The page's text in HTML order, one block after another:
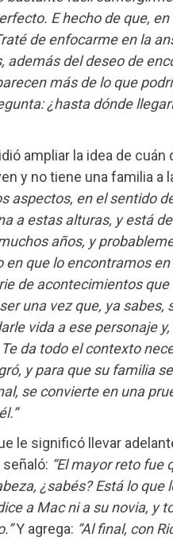
E hecho de que,
de enfocarme en la
además del deseo de
más de lo que
¿hasta dónde
ampliar la idea de
y no tiene una familia a
aspectos, en el sentido
a estas alturas, y está
años, y
en que lo encontramos
de acontecimientos
una vez que, ya
vida a ese personaje
da todo el contexto
y para que su familia
se convierte en una
le significó llevar
“El mayor reto fue
¿sabés? Está lo
a Mac ni a su novia, y
Y agrega: “Al final, con